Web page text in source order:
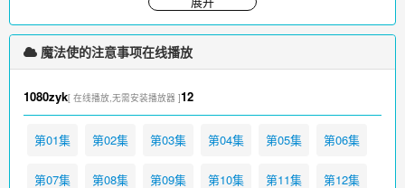
魔法使的注意事项在线播放
1080zyk[ 在线播放,无需安装播放器 ]12
第01集 第02集 第03集 第04集 第05集 第06集
第07集 第08集 第09集 第10集 第11集 第12集